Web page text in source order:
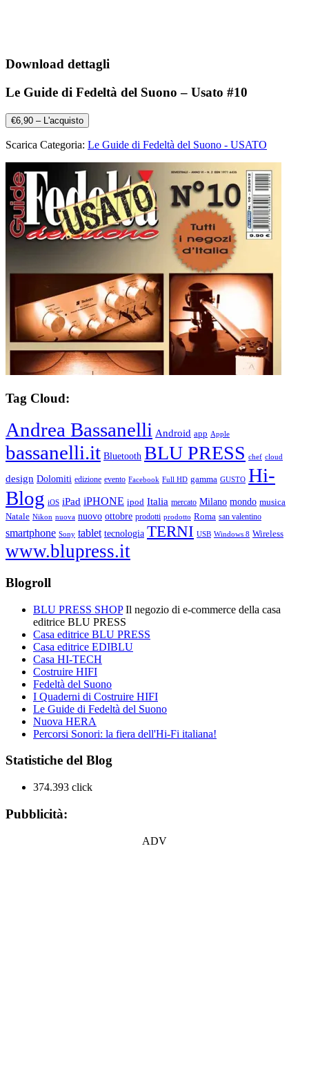
Download dettagli
Le Guide di Fedeltà del Suono – Usato #10
€6,90 – L'acquisto
Scarica Categoria: Le Guide di Fedeltà del Suono - USATO
Tag Cloud:
Andrea Bassanelli Android app Apple
bassanelli.it Bluetooth BLU PRESS chef cloud
design Dolomiti edizione evento Facebook Full HD gamma GUSTO Hi-
Blog iOS iPad iPHONE ipod Italia mercato Milano mondo musica
Natale Nikon nuova nuovo ottobre prodotti prodotto Roma san valentino
smartphone Sony tablet tecnologia TERNI USB Windows 8 Wireless
www.blupress.it
Blogroll
BLU PRESS SHOPIl negozio di e-commerce della casa
editrice BLU PRESS
Casa editrice BLU PRESS
Casa editrice EDIBLU
Casa HI-TECH
Costruire HIFI
Fedeltà del Suono
I Quaderni di Costruire HIFI
Le Guide di Fedeltà del Suono
Nuova HERA
Percorsi Sonori: la fiera dell'Hi-Fi italiana!
Statistiche del Blog
374.393 click
Pubblicità:
ADV